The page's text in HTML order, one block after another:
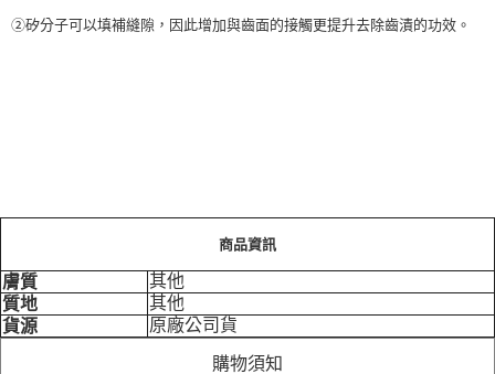
②矽分子可以填補縫隙，因此增加與齒面的接觸更提升去除齒漬的功效。
商品資訊
膚質
其他
質地
其他
貨源
原廠公司貨
購物須知